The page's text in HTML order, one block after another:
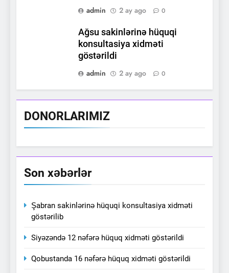
admin
2 ay ago 0
Ağsu sakinlərinə hüquqi
konsultasiya xidməti
göstərildi
admin
2 ay ago 0
DONORLARIMIZ
Son xəbərlər
Şabran sakinlərinə hüquqi konsultasiya xidməti
göstərilib
Siyəzəndə 12 nəfərə hüquq xidməti göstərildi
Qobustanda 16 nəfərə hüquq xidməti göstərildi